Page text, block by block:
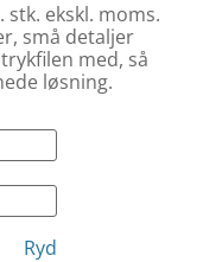
ekskl. moms.
små detaljer
med, så
løsning.
Ryd